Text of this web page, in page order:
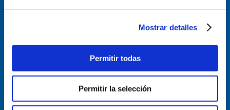
Mostrar detalles
Permitir todas
Permitir la selección
Eventos
“AMIGOS DE LA CATEDRAL ”
PIEDRAS VIVAS
Visitas
Archivo